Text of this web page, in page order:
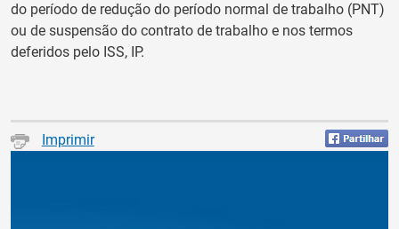
do período de redução do período normal de trabalho (PNT)
ou de suspensão do contrato de trabalho e nos termos
deferidos pelo ISS, IP.
Imprimir